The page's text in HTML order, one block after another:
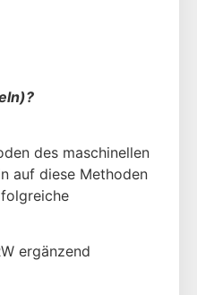
des maschinellen
auf diese Methoden
ergänzend